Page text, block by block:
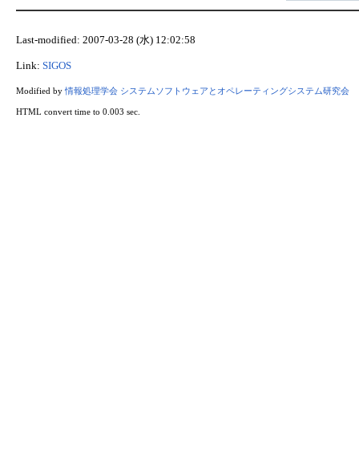
Last-modified: 2007-03-28 (水) 12:02:58
Link: SIGOS
Modified by情報処理学会 システムソフトウェアとオペレーティングシステム研究会
HTML convert time to 0.003 sec.